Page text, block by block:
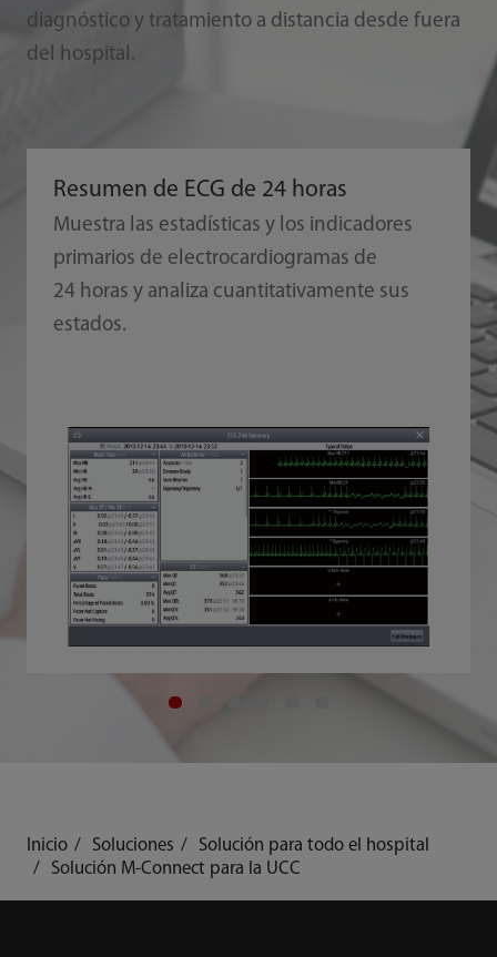
diagnóstico y tratamiento a distancia desde fuera
del hospital.
Resumen de ECG de 24 horas
Muestra las estadísticas y los indicadores
primarios de electrocardiogramas de
24 horas y analiza cuantitativamente sus
estados.
Inicio Soluciones
Solución para todo el hospital
Solución M-Connect para la UCC